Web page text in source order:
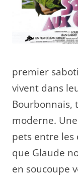
premier
vivent dans
Bourbonnais,
moderne.
pets entre
que Glaude
en soucoupe